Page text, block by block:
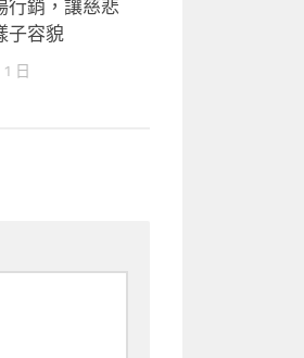
行銷，讓慈悲
子容貌
日